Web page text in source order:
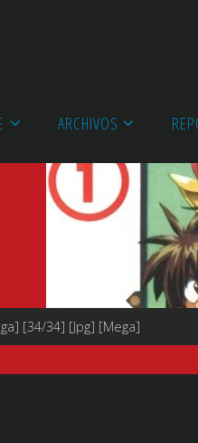
ARCHIVOS
[34/34] [Jpg] [Mega]